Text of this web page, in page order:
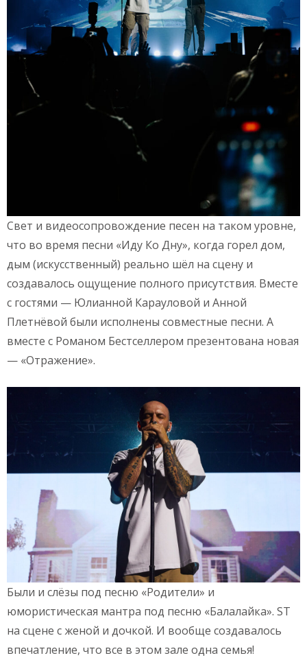
Свет и видеосопровождение песен на таком уровне,
что во время песни «Иду Ко Дну», когда горел дом,
дым (искусственный) реально шёл на сцену и
создавалось ощущение полного присутствия. Вместе
с гостями — Юлианной Карауловой и Анной
Плетнёвой были исполнены совместные песни. А
вместе с Романом Бестселлером презентована новая
— «Отражение».
Были и слёзы под песню «Родители» и
юмористическая мантра под песню «Балалайка». ST
на сцене с женой и дочкой. И вообще создавалось
впечатление, что все в этом зале одна семья!